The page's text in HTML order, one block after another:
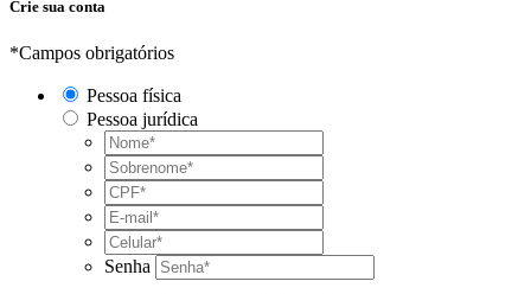
Crie sua conta
*Campos obrigatórios
Pessoa física
Pessoa jurídica
Senha